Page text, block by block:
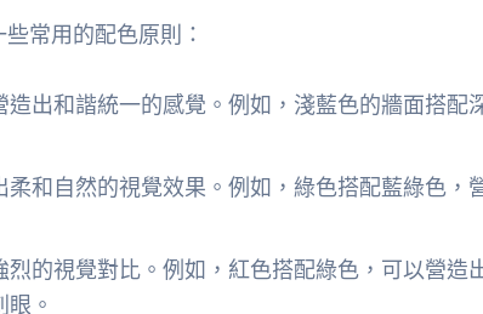
常用的配色原則：
出和諧統一的感覺。例如，淺藍色的牆面搭配
和自然的視覺效果。例如，綠色搭配藍綠色，
的視覺對比。例如，紅色搭配綠色，可以營造
。